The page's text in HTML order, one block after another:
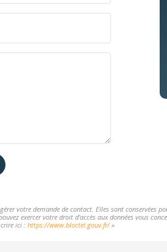
votre demande de contact. Elles sont conservées
exercer votre droit d'accès aux données vous
ici : https://www.bloctel.gouv.fr/»